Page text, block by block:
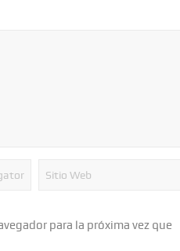
para la próxima vez que